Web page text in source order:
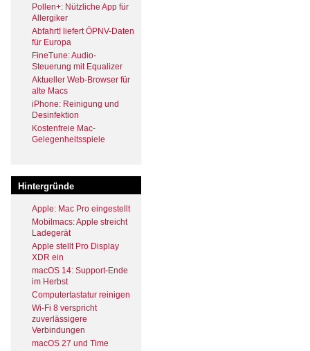
Pollen+: Nützliche App für
Allergiker
Abfahrt! liefert ÖPNV-Daten
für Europa
FineTune: Audio-
Steuerung mit Equalizer
Aktueller Web-Browser für
alte Macs
iPhone: Reinigung und
Desinfektion
Kostenfreie Mac-
Gelegenheitsspiele
Hintergründe
Apple: Mac Pro eingestellt
Mobilmacs: Apple streicht
Ladegerät
Apple stellt Pro Display
XDR ein
macOS 14: Support-Ende
im Herbst
Computertastatur reinigen
Wi-Fi 8 verspricht
zuverlässigere
Verbindungen
macOS 27 und Time